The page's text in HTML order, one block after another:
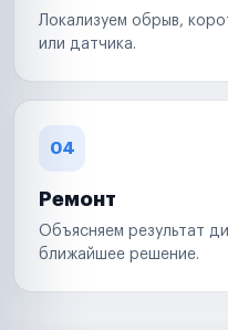
Локализуем обрыв,
или датчика.
04
Ремонт
Объясняем результат
ближайшее решение.